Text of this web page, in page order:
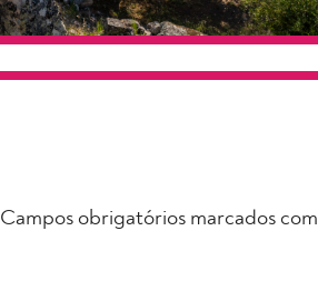
Campos obrigatórios marcados com